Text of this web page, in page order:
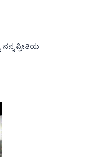
ನನ್ನ ಪ್ರೀತಿಯ